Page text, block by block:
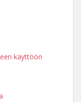
käyttöön